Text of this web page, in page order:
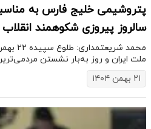
سالروز پیروزی شکوهمند
محمد
ملت ایران و روز به‌بار نشستن
۲۱ بهمن ۱۴۰۴